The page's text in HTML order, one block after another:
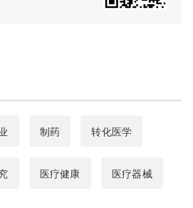
制药 转化医学
医疗健康 医疗器械